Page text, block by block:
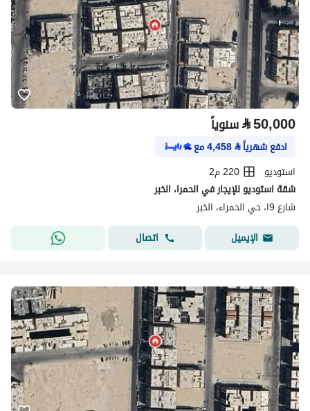
⃁50,000 سنوياً
ادفع شهرياً⃁
4,458مع
استوديو
220 م2
شقة استوديو للإيجار في الحمرا، الخبر
شارع 9ا، حي الحمراء، الخبر
الإيميل
اتصال